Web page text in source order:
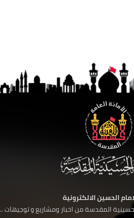
الحسين الالكترونية
المقدسة من اخبار ومشاريع و توجيهات